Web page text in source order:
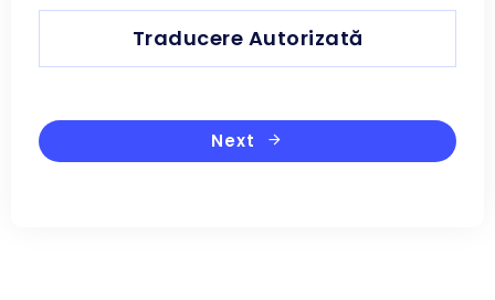
Traducere Autorizată
Next